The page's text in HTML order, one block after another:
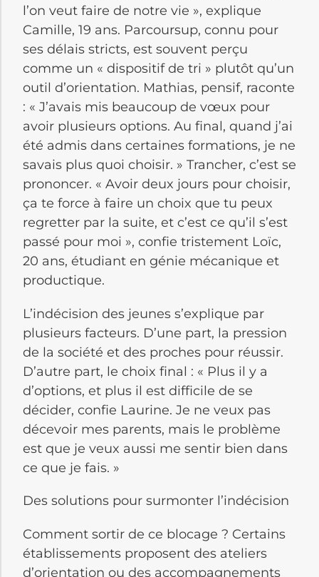
l’on veut faire de notre vie », explique
Camille, 19 ans. Parcoursup, connu pour
ses délais stricts, est souvent perçu
comme un « dispositif de tri » plutôt qu’un
outil d’orientation. Mathias, pensif, raconte
: « J’avais mis beaucoup de vœux pour
avoir plusieurs options. Au final, quand j’ai
été admis dans certaines formations, je ne
savais plus quoi choisir. » Trancher, c’est se
prononcer. « Avoir deux jours pour choisir,
ça te force à faire un choix que tu peux
regretter par la suite, et c’est ce qu’il s’est
passé pour moi », confie tristement Loïc,
20 ans, étudiant en génie mécanique et
productique.
L’indécision des jeunes s’explique par
plusieurs facteurs. D’une part, la pression
de la société et des proches pour réussir.
D’autre part, le choix final : « Plus il y a
d’options, et plus il est difficile de se
décider, confie Laurine. Je ne veux pas
décevoir mes parents, mais le problème
est que je veux aussi me sentir bien dans
ce que je fais. »
Des solutions pour surmonter l’indécision
Comment sortir de ce blocage ? Certains
établissements proposent des ateliers
d’orientation ou des accompagnements